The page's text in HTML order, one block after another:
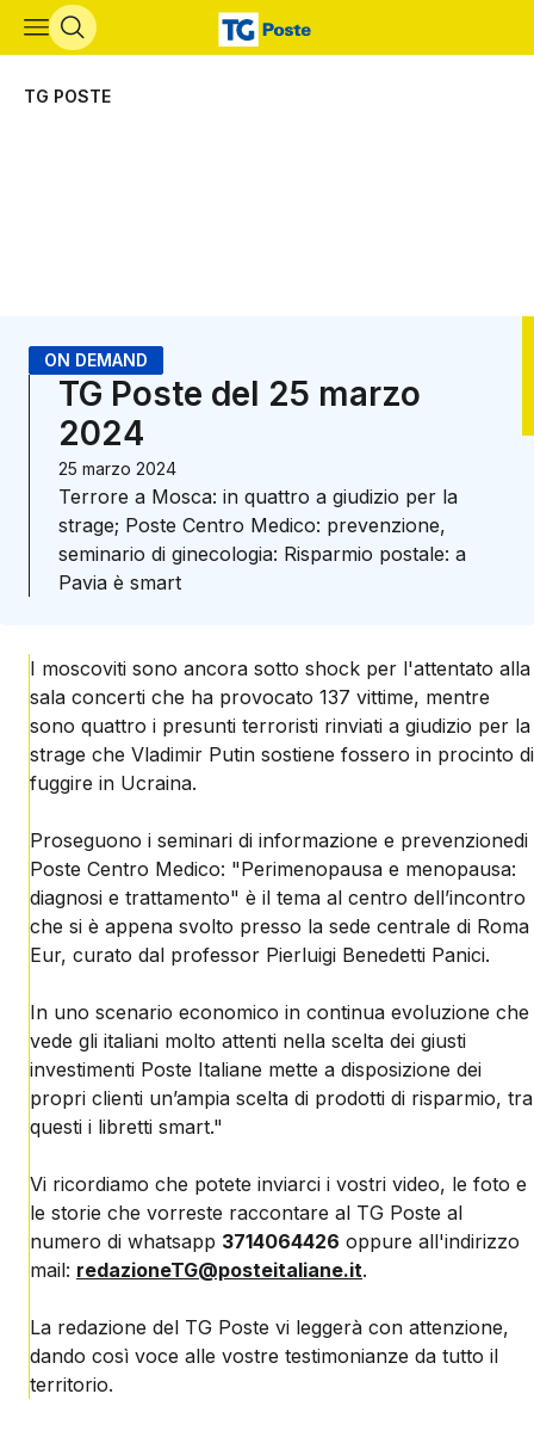
Vai al contenuto principale
TG POSTE
ON DEMAND
TG Poste del 25 marzo
2024
25 marzo 2024
Terrore a Mosca: in quattro a giudizio per la
strage; Poste Centro Medico: prevenzione,
seminario di ginecologia: Risparmio postale: a
Pavia è smart
I moscoviti sono ancora sotto shock per l'attentato alla
sala concerti che ha provocato 137 vittime, mentre
sono quattro i presunti terroristi rinviati a giudizio per la
strage che Vladimir Putin sostiene fossero in procinto di
fuggire in Ucraina.
Proseguono i seminari di informazione e prevenzionedi
Poste Centro Medico: "Perimenopausa e menopausa:
diagnosi e trattamento" è il tema al centro dell’incontro
che si è appena svolto presso la sede centrale di Roma
Eur, curato dal professor Pierluigi Benedetti Panici.
In uno scenario economico in continua evoluzione che
vede gli italiani molto attenti nella scelta dei giusti
investimenti Poste Italiane mette a disposizione dei
propri clienti un’ampia scelta di prodotti di risparmio, tra
questi i libretti smart."
Vi ricordiamo che potete inviarci i vostri video, le foto e
le storie che vorreste raccontare al TG Poste al
numero di whatsapp 3714064426 oppure all'indirizzo
mail: redazioneTG@posteitaliane.it.
La redazione del TG Poste vi leggerà con attenzione,
dando così voce alle vostre testimonianze da tutto il
territorio.